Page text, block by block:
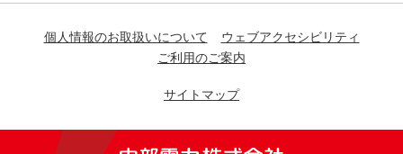
個人情報のお取扱いについて
ウェブアクセシビリティ
ご利用のご案内
サイトマップ